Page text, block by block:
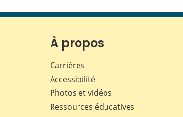
À propos
Carrières
Accessibilité
Photos et vidéos
Ressources éducatives